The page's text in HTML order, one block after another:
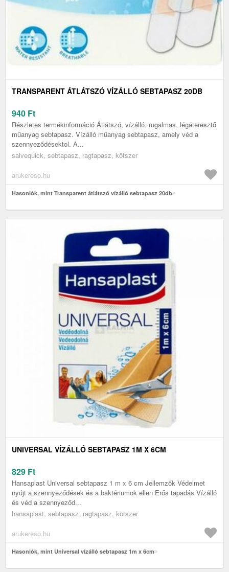
TRANSPARENT ÁTLÁTSZÓ VÍZÁLLÓ SEBTAPASZ 20DB
940 Ft
Részletes termékinformáció Átlátszó, vízálló, rugalmas, légáteresztő
műanyag sebtapasz. Vízálló műanyag sebtapasz, amely véd a
szennyeződésektol. A...
salvequick, sebtapasz, ragtapasz, kötszer
arukereso.hu
Hasonlók, mint Transparent átlátszó vízálló sebtapasz 20db
UNIVERSAL VÍZÁLLÓ SEBTAPASZ 1M X 6CM
829 Ft
Hansaplast Universal sebtapasz 1 m x 6 cm Jellemzők Védelmet
nyújt a szennyeződések és a baktériumok ellen Erős tapadás Vízálló
és véd a szennyeződ...
hansaplast, sebtapasz, ragtapasz, kötszer
arukereso.hu
Hasonlók, mint Universal vízálló sebtapasz 1m x 6cm